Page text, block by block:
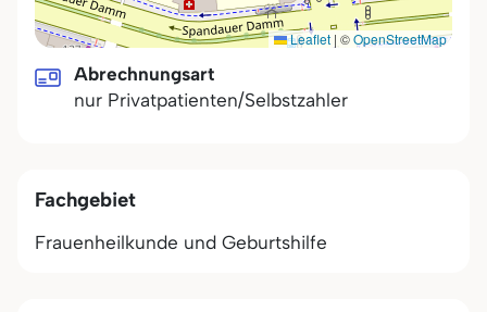
Leaflet | ©OpenStreetMap
Abrechnungsart
nur Privatpatienten/Selbstzahler
Fachgebiet
Frauenheilkunde und Geburtshilfe